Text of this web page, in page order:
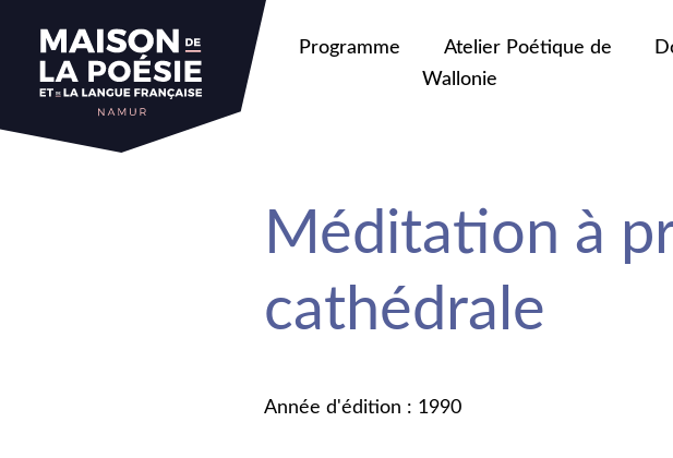
Programme
Atelier Poétique de
Wallonie
Méditation à
cathédrale
Année d'édition : 1990